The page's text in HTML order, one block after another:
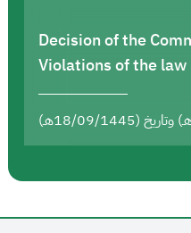
Decision of the
Violations of the law